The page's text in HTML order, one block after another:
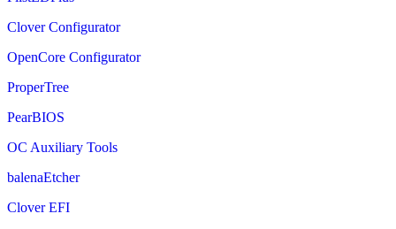
Clover Configurator
OpenCore Configurator
ProperTree
PearBIOS
OC Auxiliary Tools
balenaEtcher
Clover EFI